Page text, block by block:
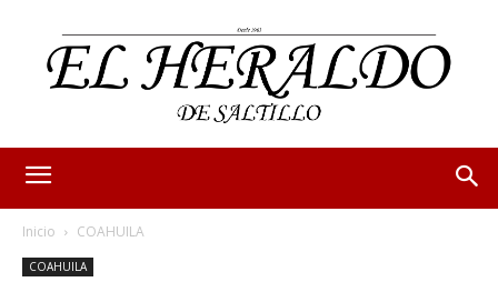
Inicio COAHUILA
COAHUILA